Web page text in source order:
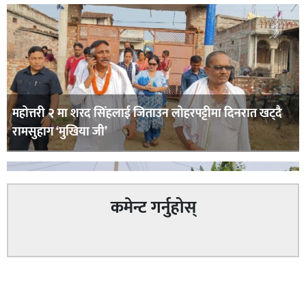
महोत्तरी २ मा शरद सिंहलाई जिताउन लोहरपट्टीमा दिनरात खट्दै
रामसुहाग ‘मुखिया जी’
कमेन्ट गर्नुहोस्